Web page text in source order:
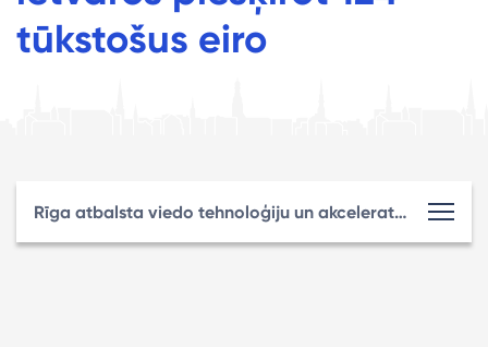
tūkstošus eiro
Rīga atbalsta viedo tehnoloģiju un akceleratoru nozari, atbalsta programmas ietvaros piešķirot 124 tūkstošus eiro